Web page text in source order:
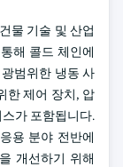
물 기술 및 산업
해 콜드 체인에
범위한 냉동 사
한 제어 장치, 압
가 포함됩니다.
용 분야 전반에
개선하기 위해